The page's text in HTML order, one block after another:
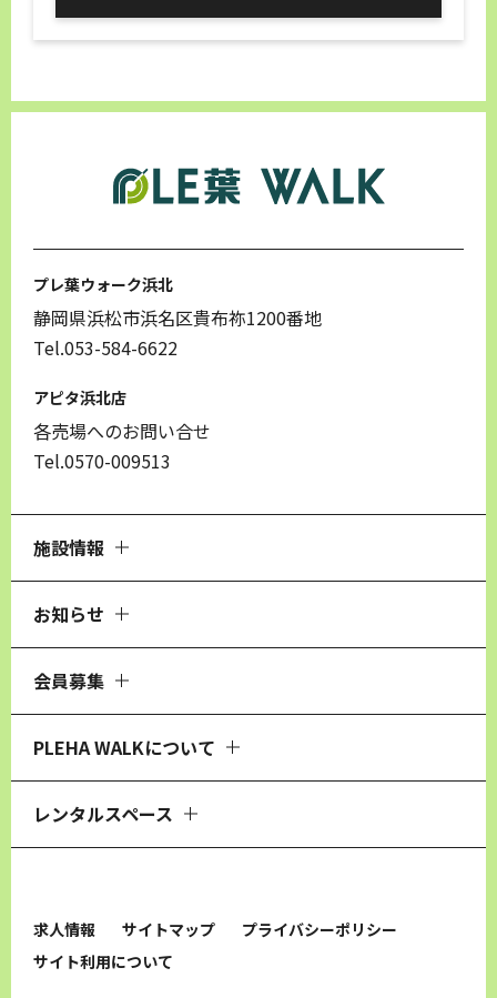
プレ葉ウォーク浜北
静岡県浜松市浜名区貴布祢1200番地
Tel.053-584-6622
アピタ浜北店
各売場へのお問い合せ
Tel.0570-009513
施設情報
お知らせ
会員募集
PLEHA WALKについて
レンタルスペース
求人情報 サイトマップ
プライバシーポリシー
サイト利用について